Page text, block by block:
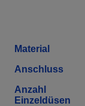
Material
Anschluss
Anzahl
Einzeldüsen